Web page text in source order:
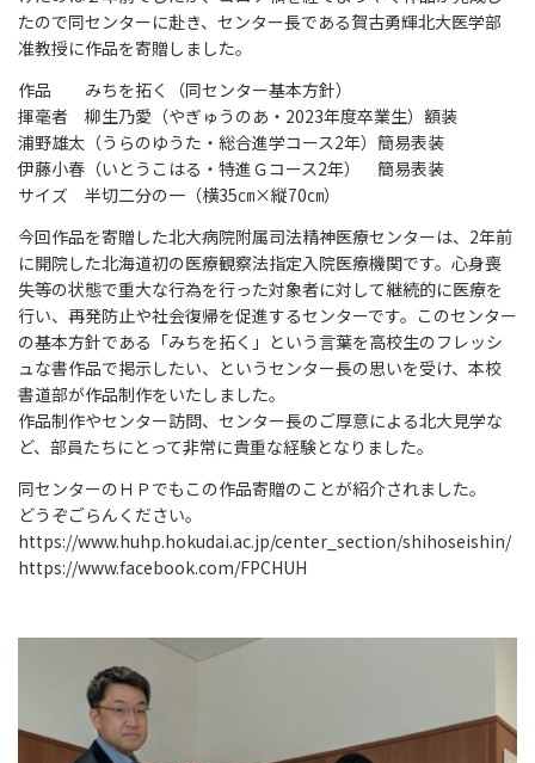
たので同センターに赴き、センター長である賀古勇輝北大医学部
准教授に作品を寄贈しました。
作品 みちを拓く（同センター基本方針）
揮毫者 柳生乃愛（やぎゅうのあ・2023年度卒業生）額装
浦野雄太（うらのゆうた・総合進学コース2年）簡易表装
伊藤小春（いとうこはる・特進Ｇコース2年） 簡易表装
サイズ 半切二分の一（横35㎝×縦70㎝）
今回作品を寄贈した北大病院附属司法精神医療センターは、2年前
に開院した北海道初の医療観察法指定入院医療機関です。心身喪
失等の状態で重大な行為を行った対象者に対して継続的に医療を
行い、再発防止や社会復帰を促進するセンターです。このセンター
の基本方針である「みちを拓く」という言葉を高校生のフレッシ
ュな書作品で掲示したい、というセンター長の思いを受け、本校
書道部が作品制作をいたしました。
作品制作やセンター訪問、センター長のご厚意による北大見学な
ど、部員たちにとって非常に貴重な経験となりました。
同センターのＨＰでもこの作品寄贈のことが紹介されました。
どうぞごらんください。
https://www.huhp.hokudai.ac.jp/center_section/shihoseishin/
https://www.facebook.com/FPCHUH